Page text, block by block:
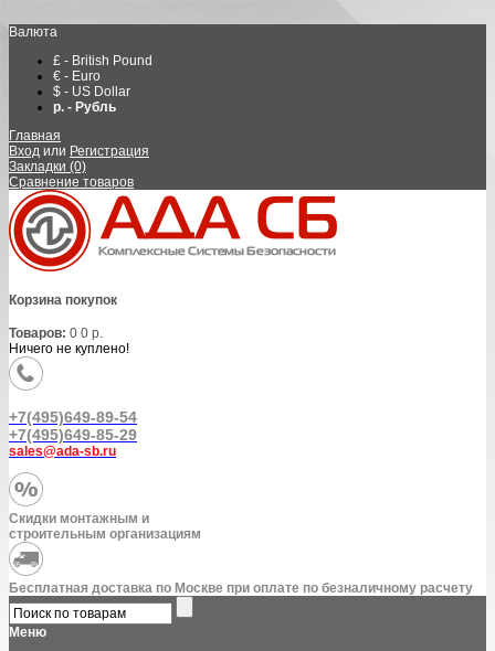
Валюта
£ - British Pound
€ - Euro
$ - US Dollar
р. - Рубль
Главная
Вход или Регистрация
Закладки (0)
Сравнение товаров
Корзина покупок
Товаров: 0 0 р.
Ничего не куплено!
+7(495)649-89-54
+7(495)649-85-29
sales@ada-sb.ru
Скидки монтажным и
строительным организациям
Бесплатная доставка по Москве при оплате по безналичному расчету
Меню